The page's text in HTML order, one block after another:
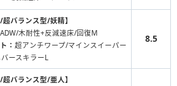
/超バランス型/妖精】
ADW/木耐性+反減速床/回復M
： 超アンチワープ/マインスイーパー
ースキラーL
8.5
/超バランス型/亜人】